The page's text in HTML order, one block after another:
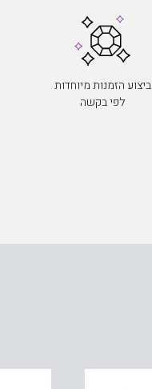
ביצוע הזמנות מיוחדות
לפי בקשה